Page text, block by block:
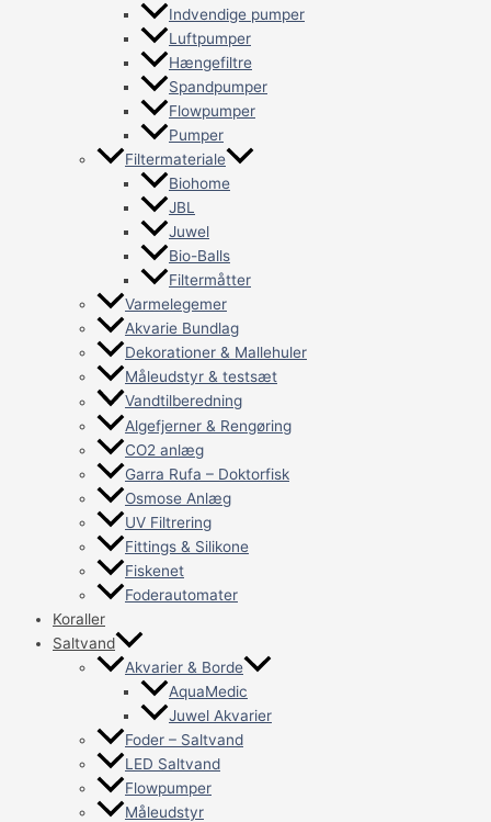
Indvendige pumper
Luftpumper
Hængefiltre
Spandpumper
Flowpumper
Pumper
Filtermateriale
Biohome
JBL
Juwel
Bio-Balls
Filtermåtter
Varmelegemer
Akvarie Bundlag
Dekorationer & Mallehuler
Måleudstyr & testsæt
Vandtilberedning
Algefjerner & Rengøring
CO2 anlæg
Garra Rufa – Doktorfisk
Osmose Anlæg
UV Filtrering
Fittings & Silikone
Fiskenet
Foderautomater
Koraller
Saltvand
Akvarier & Borde
AquaMedic
Juwel Akvarier
Foder – Saltvand
LED Saltvand
Flowpumper
Måleudstyr